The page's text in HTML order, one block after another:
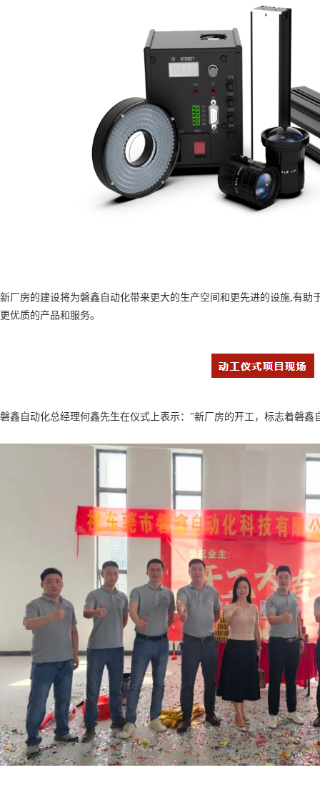
新厂房的建设将为磐鑫自动化带来更大的生产空间和更先进的设施,有助
更优质的产品和服务。
磐鑫自动化总经理何鑫先生在仪式上表示："新厂房的开工，标志着磐鑫